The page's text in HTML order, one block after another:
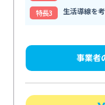
特⻑3
生活導線を
事業者